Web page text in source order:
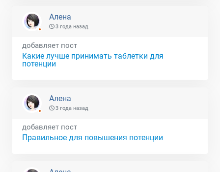
Алена
3 года назад
добавляет пост
Какие лучше принимать таблетки для
потенции
Алена
3 года назад
добавляет пост
Правильное для повышения потенции